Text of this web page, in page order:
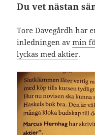
Du vet nästan
Tore Davegårdh har
inledningen avmin
lyckas med aktier.